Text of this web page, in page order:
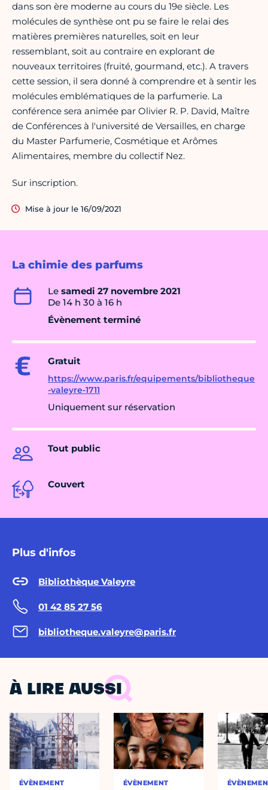
La chimie des parfums
Le samedi 27 novembre 2021
De 14 h 30 à 16 h
Évènement terminé
Gratuit
https://www.paris.fr/equipements/bibliotheque
-valeyre-1711
Uniquement sur réservation
Tout public
Couvert
Plus d'infos
Bibliothèque Valeyre
01 42 85 27 56
bibliotheque.valeyre@paris.fr
dans son ère moderne au cours du 19e siècle. Les
molécules de synthèse ont pu se faire le relai des
matières premières naturelles, soit en leur
ressemblant, soit au contraire en explorant de
nouveaux territoires (fruité, gourmand, etc.). A travers
cette session, il sera donné à comprendre et à sentir les
molécules emblématiques de la parfumerie. La
conférence sera animée par Olivier R. P. David, Maître
de Conférences à l'université de Versailles, en charge
du Master Parfumerie, Cosmétique et Arômes
Alimentaires, membre du collectif Nez.
Sur inscription.
Mise à jour le 16/09/2021
À LIRE AUSSI
ÉVÈNEMENT ÉVÈNEMENT